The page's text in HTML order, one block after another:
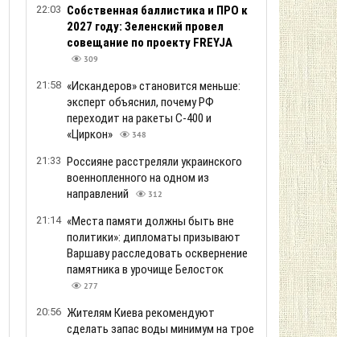
22:03 Собственная баллистика и ПРО к
2027 году: Зеленский провел
совещание по проекту FREYJA
309
21:58 «Искандеров» становится меньше:
эксперт объяснил, почему РФ
переходит на ракеты С-400 и
«Циркон»
348
21:33 Россияне расстреляли украинского
военнопленного на одном из
направлений
312
21:14 «Места памяти должны быть вне
политики»: дипломаты призывают
Варшаву расследовать осквернение
памятника в урочище Белосток
277
20:56 Жителям Киева рекомендуют
сделать запас воды минимум на трое